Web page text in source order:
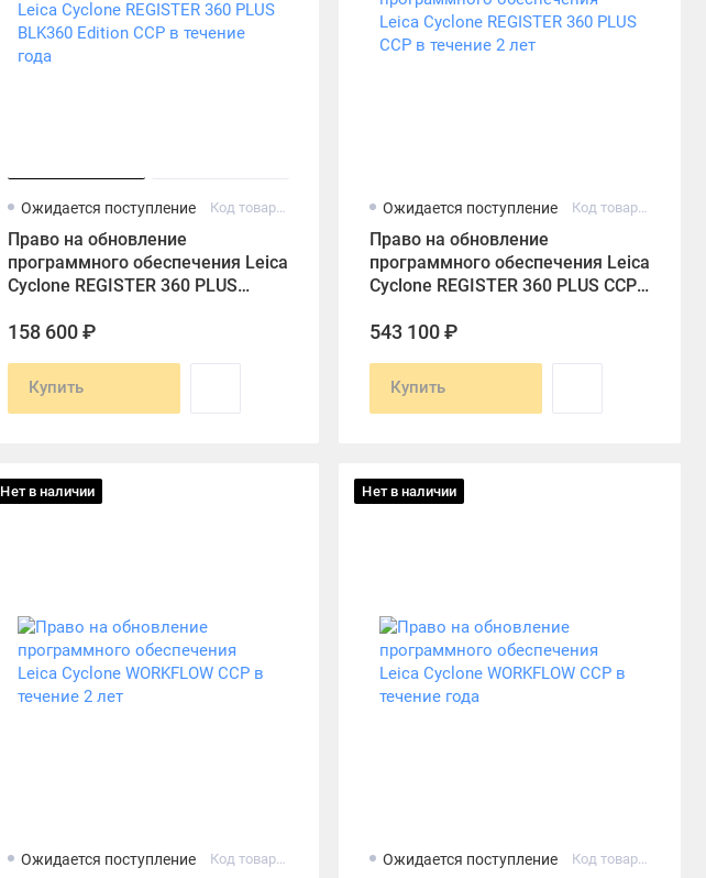
Ожидается поступление Код товара: 6018137
Право на обновление
программного обеспечения Leica
Cyclone REGISTER 360 PLUS
года
158 600 ₽
Купить
Ожидается поступление Код товара: 6018135
Право на обновление
программного обеспечения Leica
Cyclone REGISTER 360 PLUS CCP
543 100 ₽
Купить
Нет в наличии
Ожидается поступление Код товара: 6012197
Нет в наличии
Ожидается поступление Код товара: 6012196